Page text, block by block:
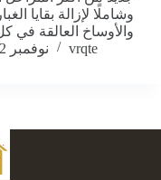
وشاملًا لإزالة بقايا
والأوساخ العالقة في
vrqte
نوفمبر 12, 2025